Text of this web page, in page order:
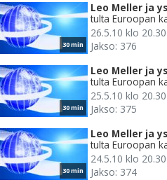
30 min
Leo Meller ja
tulta Euroopan
26.5.10 klo 20.30
Jakso: 376
30 min
Leo Meller ja
tulta Euroopan
25.5.10 klo 20.30
Jakso: 375
30 min
Leo Meller ja
tulta Euroopan
24.5.10 klo 20.30
Jakso: 374